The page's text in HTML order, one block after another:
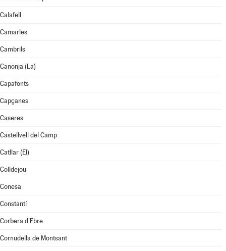
Calafell
Camarles
Cambrils
Canonja (La)
Capafonts
Capçanes
Caseres
Castellvell del Camp
Catllar (El)
Colldejou
Conesa
Constantí
Corbera d'Ebre
Cornudella de Montsant